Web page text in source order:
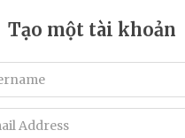
Tạo một tài khoản